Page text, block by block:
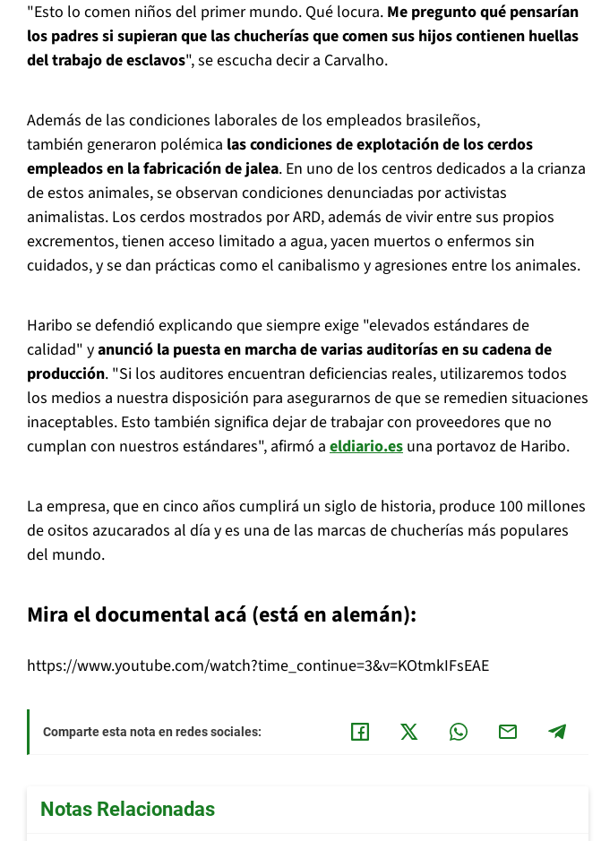
"Esto lo comen niños del primer mundo. Qué locura. Me pregunto qué pensarían
los padres si supieran que las chucherías que comen sus hijos contienen huellas
del trabajo de esclavos", se escucha decir a Carvalho.
Además de las condiciones laborales de los empleados brasileños,
también generaron polémica las condiciones de explotación de los cerdos
empleados en la fabricación de jalea. En uno de los centros dedicados a la crianza
de estos animales, se observan condiciones denunciadas por activistas
animalistas. Los cerdos mostrados por ARD, además de vivir entre sus propios
excrementos, tienen acceso limitado a agua, yacen muertos o enfermos sin
cuidados, y se dan prácticas como el canibalismo y agresiones entre los animales.
Haribo se defendió explicando que siempre exige "elevados estándares de
calidad" yanunció la puesta en marcha de varias auditorías en su cadena de
producción. "Si los auditores encuentran deficiencias reales, utilizaremos todos
los medios a nuestra disposición para asegurarnos de que se remedien situaciones
inaceptables. Esto también significa dejar de trabajar con proveedores que no
cumplan con nuestros estándares", afirmó a eldiario.es una portavoz de Haribo.
La empresa, que en cinco años cumplirá un siglo de historia, produce 100 millones
de ositos azucarados al día y es una de las marcas de chucherías más populares
del mundo.
Mira el documental acá (está en alemán):
https://www.youtube.com/watch?time_continue=3&v=KOtmkIFsEAE
Comparte esta nota en redes sociales:
Notas Relacionadas